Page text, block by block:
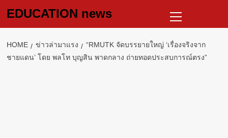
EDUCATION news
Menu
HOME ข่าวล่ามาแรง
“RMUTK จัดบรรยายใหญ่ ‘เรื่องจริงจาก
ชายแดน’ โดย พลโท บุญสิน พาดกลาง ถ่ายทอดประสบการณ์ตรง”